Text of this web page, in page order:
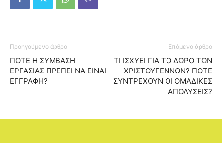
Προηγούμενο άρθρο
ΠΟΤΕ Η ΣΥΜΒΑΣΗ
ΕΡΓΑΣΙΑΣ ΠΡΕΠΕΙ ΝΑ ΕΙΝΑΙ
ΕΓΓΡΑΦΗ?
Επόμενο άρθρο
ΤΙ ΙΣΧΥΕΙ ΓΙΑ ΤΟ ΔΩΡΟ ΤΩΝ
ΧΡΙΣΤΟΥΓΕΝΝΩΝ? ΠΟΤΕ
ΣΥΝΤΡΕΧΟΥΝ ΟΙ ΟΜΑΔΙΚΕΣ
ΑΠΟΛΥΣΕΙΣ?